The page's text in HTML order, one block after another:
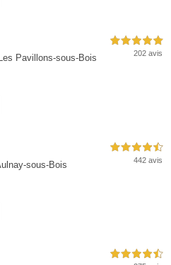
Pavillons-sous-Bois
5,0 étoiles sur 5
202 avis
sous-Bois
4,5 étoiles sur 5
442 avis
4,5 étoiles sur 5